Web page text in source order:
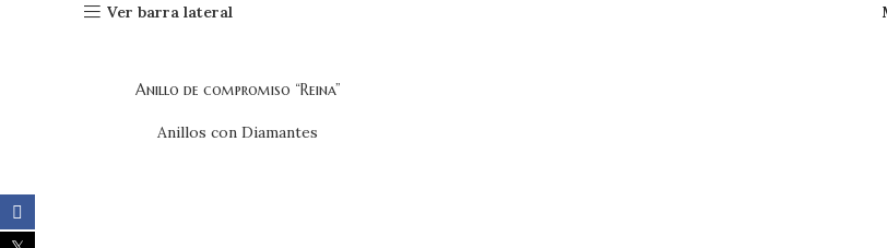
Ver barra lateral
SELECCIONAR OPCIONES
Anillo de compromiso “Reina”
Anillos con Diamantes